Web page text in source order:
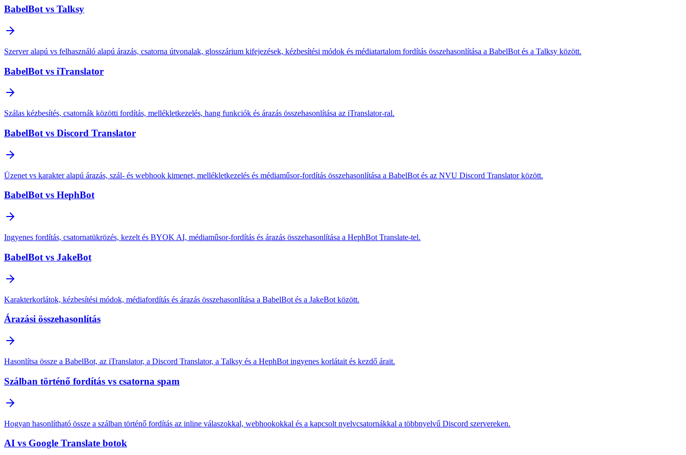
BabelBot vs Talksy
Szerver alapú vs felhasználó alapú árazás, csatorna útvonalak, glosszárium kifejezések, kézbesítési módok és médiatartalom fordítás összehasonlítása a BabelBot és a Talksy között.
BabelBot vs iTranslator
Szálas kézbesítés, csatornák közötti fordítás, mellékletkezelés, hang funkciók és árazás összehasonlítása az iTranslator-ral.
BabelBot vs Discord Translator
Üzenet vs karakter alapú árazás, szál- és webhook kimenet, mellékletkezelés és médiaműsor-fordítás összehasonlítása a BabelBot és az NVU Discord Translator között.
BabelBot vs HephBot
Ingyenes fordítás, csatornatükrözés, kezelt és BYOK AI, médiaműsor-fordítás és árazás összehasonlítása a HephBot Translate-tel.
BabelBot vs JakeBot
Karakterkorlátok, kézbesítési módok, médiafordítás és árazás összehasonlítása a BabelBot és a JakeBot között.
Árazási összehasonlítás
Hasonlítsa össze a BabelBot, az iTranslator, a Discord Translator, a Talksy és a HephBot ingyenes korlátait és kezdő árait.
Szálban történő fordítás vs csatorna spam
Hogyan hasonlítható össze a szálban történő fordítás az inline válaszokkal, webhookokkal és a kapcsolt nyelvcsatornákkal a többnyelvű Discord szervereken.
AI vs Google Translate botok